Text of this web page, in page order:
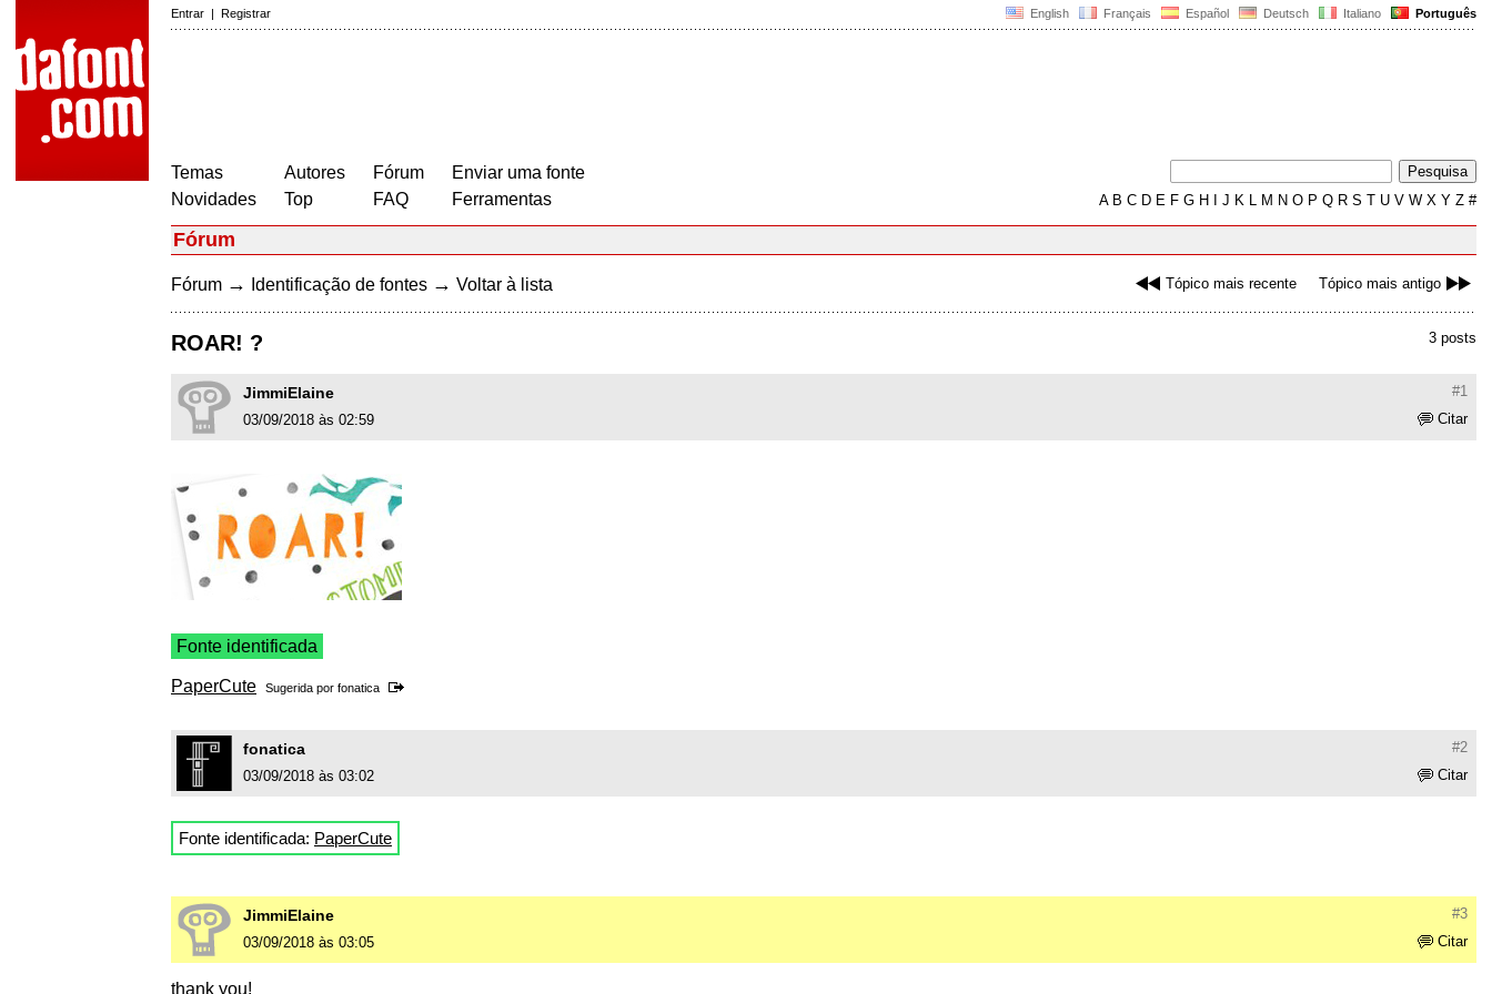
English Français Español Deutsch Italiano Português
Entrar | Registrar
Temas
Novidades
Autores
Top
Fórum
FAQ
Enviar uma fonte
Ferramentas
AB C D E F G H J K L M N O P Q R S T U V W X Y Z #
Fórum
Tópico mais recente Tópico mais antigo
Fórum → Identificação de fontes → Voltar à lista
3 posts
ROAR! ?
#1
JimmiElaine
Citar
03/09/2018 às 02:59
Fonte identificada
PaperCute Sugerida por fonatica
#2
fonatica
Citar
03/09/2018 às 03:02
Fonte identificada: PaperCute
#3
JimmiElaine
Citar
03/09/2018 às 03:05
thank you!